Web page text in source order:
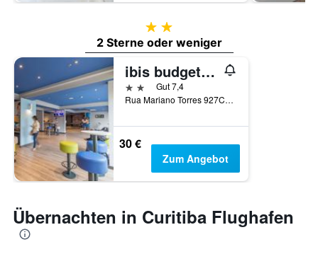
2 Sterne
2 Sterne oder weniger
ibis budget Curitiba Centro
2 SterneGut 7,4
Rua Mariano Torres 927Centro, Curitiba, Brasilien
30 €
Zum Angebot
Übernachten in Curitiba Flughafen